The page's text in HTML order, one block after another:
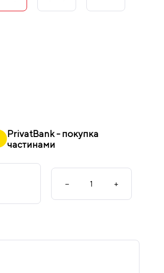
PrivatBank - покупка
частинами
− +